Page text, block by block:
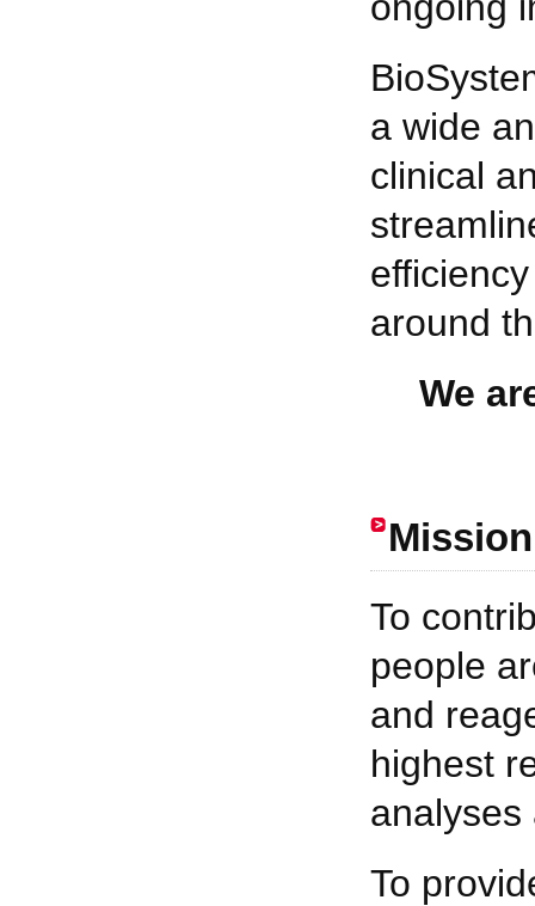
a wide
clinical
around
We
Mission
To
people
and
highest
analyses
To